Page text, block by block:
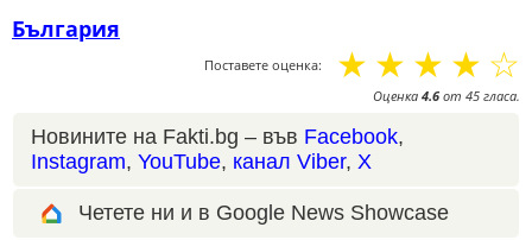
България
Поставете оценка: ☆
☆
☆
☆
☆
Оценка 4.6 от 45 гласа.
Новините на Fakti.bg – във Facebook,
Instagram, YouTube, канал Viber, X
Четете ни и в Google News Showcase